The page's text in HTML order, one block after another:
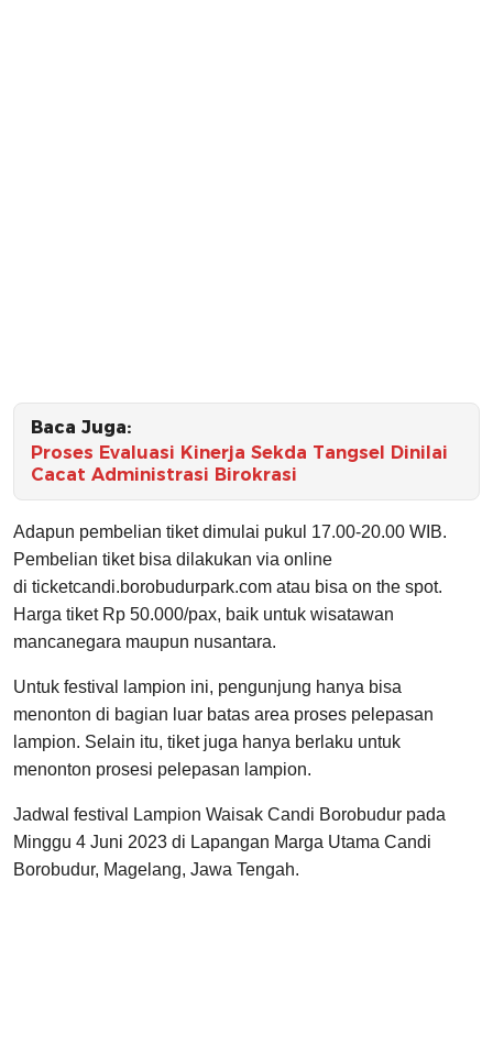
Baca Juga:
Proses Evaluasi Kinerja Sekda Tangsel Dinilai
Cacat Administrasi Birokrasi
Adapun pembelian tiket dimulai pukul 17.00-20.00 WIB.
Pembelian tiket bisa dilakukan via online
di ticketcandi.borobudurpark.com atau bisa on the spot.
Harga tiket Rp 50.000/pax, baik untuk wisatawan
mancanegara maupun nusantara.
Untuk festival lampion ini, pengunjung hanya bisa
menonton di bagian luar batas area proses pelepasan
lampion. Selain itu, tiket juga hanya berlaku untuk
menonton prosesi pelepasan lampion.
Jadwal festival Lampion Waisak Candi Borobudur pada
Minggu 4 Juni 2023 di Lapangan Marga Utama Candi
Borobudur, Magelang, Jawa Tengah.